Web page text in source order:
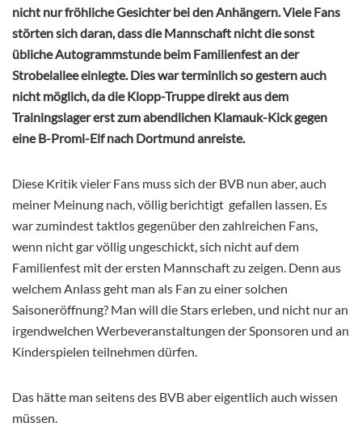
nicht nur fröhliche Gesichter bei den Anhängern. Viele Fans
störten sich daran, dass die Mannschaft nicht die sonst
übliche Autogrammstunde beim Familienfest an der
Strobelallee einlegte. Dies war terminlich so gestern auch
nicht möglich, da die Klopp-Truppe direkt aus dem
Trainingslager erst zum abendlichen Klamauk-Kick gegen
eine B-Promi-Elf nach Dortmund anreiste.
Diese Kritik vieler Fans muss sich der BVB nun aber, auch
meiner Meinung nach, völlig berichtigt gefallen lassen. Es
war zumindest taktlos gegenüber den zahlreichen Fans,
wenn nicht gar völlig ungeschickt, sich nicht auf dem
Familienfest mit der ersten Mannschaft zu zeigen. Denn aus
welchem Anlass geht man als Fan zu einer solchen
Saisoneröffnung? Man will die Stars erleben, und nicht nur an
irgendwelchen Werbeveranstaltungen der Sponsoren und an
Kinderspielen teilnehmen dürfen.
Das hätte man seitens des BVB aber eigentlich auch wissen
müssen.